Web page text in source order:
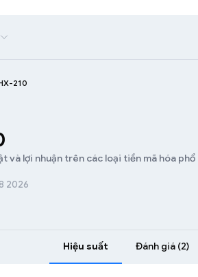
210
lợi nhuận trên các loại tiền mã hóa phổ
2026
Hiệu suất Đánh giá (2)